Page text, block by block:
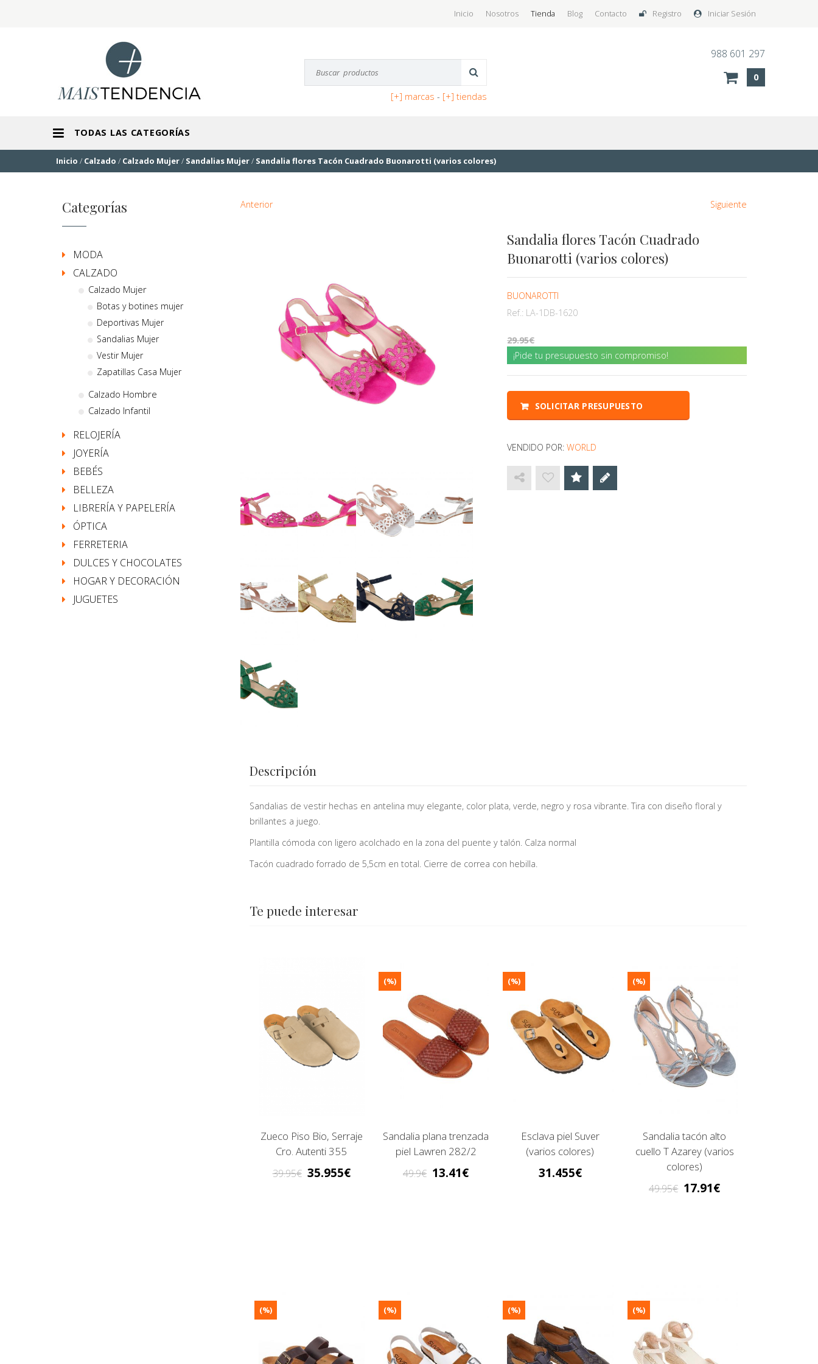
Iniciar Sesión
Registro
Inicio Nosotros Tienda Blog Contacto
988 601 297
0
[+] marcas - [+] tiendas
TODAS LAS CATEGORÍAS
Inicio / Calzado / Calzado Mujer/ Sandalias Mujer/ Sandalia flores Tacón Cuadrado Buonarotti (varios colores)
Anterior Siguiente
Sandalia flores Tacón Cuadrado
Buonarotti (varios colores)
BUONAROTTI
Ref.: LA-1DB-1620
29.95
¡Pide tu presupuesto sin compromiso!
SOLICITAR PRESUPUESTO
VENDIDO POR:WORLD
Descripción
Sandalias de vestir hechas en antelina muy elegante, color plata, verde, negro y rosa vibrante. Tira con diseño floral y
brillantes a juego.
Plantilla cómoda con ligero acolchado en la zona del puente y talón. Calza normal
Tacón cuadrado forrado de 5,5cm en total. Cierre de correa con hebilla.
Te puede interesar
Zueco Piso Bio, Serraje
Cro. Autenti 355
39.95 35.955
Sandalia plana trenzada
piel Lawren 282/2
(%)
49.9 13.41
Esclava piel Suver
(varios colores)
(%)
31.455
Sandalia tacón alto
cuello T Azarey (varios
colores)
(%)
49.95 17.91
(%) (%) (%) (%)
Categorías
MODA
CALZADO
Calzado Mujer
Botas y botines mujer
Deportivas Mujer
Sandalias Mujer
Vestir Mujer
Zapatillas Casa Mujer
Calzado Hombre
Calzado Infantil
RELOJERÍA
JOYERÍA
BEBÉS
BELLEZA
LIBRERÍA Y PAPELERÍA
ÓPTICA
FERRETERIA
DULCES Y CHOCOLATES
HOGAR Y DECORACIÓN
JUGUETES